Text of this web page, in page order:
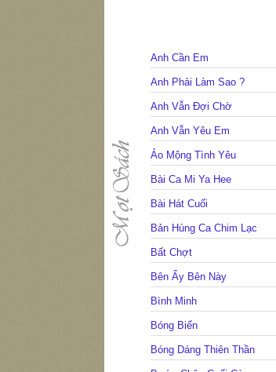
Anh Cần Em
Anh Phải Làm Sao ?
Anh Vẫn Đợi Chờ
Anh Vẫn Yêu Em
Ảo Mộng Tình Yêu
Bài Ca Mi Ya Hee
Bài Hát Cuối
Bản Hùng Ca Chim Lạc
Bất Chợt
Bên Ấy Bên Này
Bình Minh
Bóng Biển
Bóng Dáng Thiên Thần